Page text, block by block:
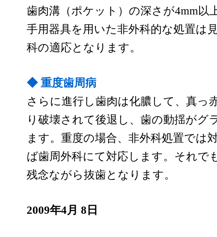
歯肉溝（ポケット）の深さが4mm以
手用器具を用いた非外科的な処置は
科の適応となります。
◆ 重度歯周病
さらに進行し歯肉は化膿して、真っ
り破壊されて後退し、歯の動揺がグ
ます。重度の場合、非外科処置では
ば歯周外科にて対応します。それで
残念ながら抜歯となります。
2009年4月 8日